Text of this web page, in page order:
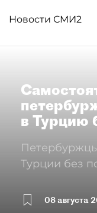
Новости СМИ2
в Турцию
Турции без
08 августа